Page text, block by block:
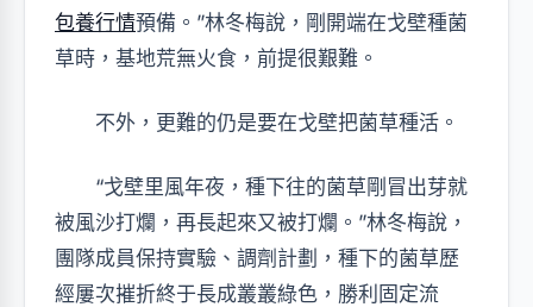
包養行情預備。”林冬梅說，剛開端在戈壁種菌
草時，基地荒無火食，前提很艱難。
不外，更難的仍是要在戈壁把菌草種活。
“戈壁里風年夜，種下往的菌草剛冒出芽就
被風沙打爛，再長起來又被打爛。”林冬梅說，
團隊成員保持實驗、調劑計劃，種下的菌草歷
經屢次摧折終于長成叢叢綠色，勝利固定流